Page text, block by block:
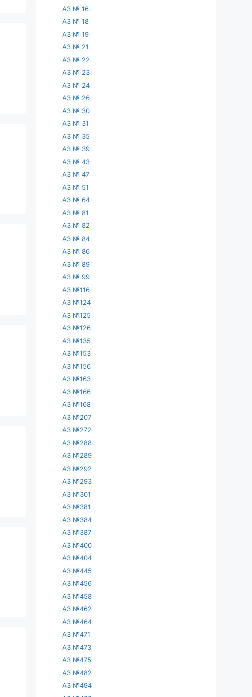
АЗ № 16
АЗ № 18
АЗ № 19
АЗ № 21
АЗ № 22
АЗ № 23
АЗ № 24
АЗ № 26
АЗ № 30
АЗ № 31
АЗ № 35
АЗ № 39
АЗ № 43
АЗ № 47
АЗ № 51
АЗ № 64
АЗ № 81
АЗ № 82
АЗ № 84
АЗ № 86
АЗ № 89
АЗ № 99
АЗ №116
АЗ №124
АЗ №125
АЗ №126
АЗ №135
АЗ №153
АЗ №156
АЗ №163
АЗ №166
АЗ №168
АЗ №207
АЗ №272
АЗ №288
АЗ №289
АЗ №292
АЗ №293
АЗ №301
АЗ №381
АЗ №384
АЗ №387
АЗ №400
АЗ №404
АЗ №445
АЗ №456
АЗ №458
АЗ №462
АЗ №464
АЗ №471
АЗ №473
АЗ №475
АЗ №482
АЗ №494